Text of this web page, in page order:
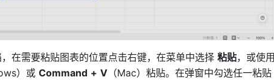
在需要粘贴图表的位置点击右键，在菜单中选择 粘贴，或使用
）或 Command + V （Mac）粘贴。在弹窗中勾选任一粘贴